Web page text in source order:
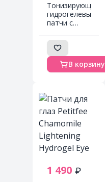
Тонизирующие
гидрогелевые
патчи с
Petitfee
Cacao
Energizing
Hydrogel Eye
Patch
В корзину
1 490